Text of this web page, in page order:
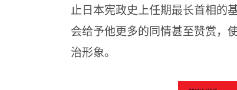
止日本宪政史上任期最长首相的
会给予他更多的同情甚至赞赏，
治形象。